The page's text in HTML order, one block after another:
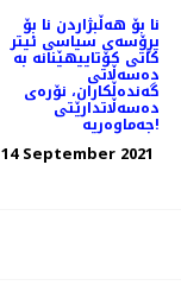
نا بۆ هەڵبژاردن نا بۆ
پڕۆسەی سیاسی ئیتر
کاتی کۆتاییهێنانە بە
دەسەڵاتی
گەندەڵکاران، نۆرەی
دەسەڵاتدارێتی
جەماوەریە!
14 September 2021